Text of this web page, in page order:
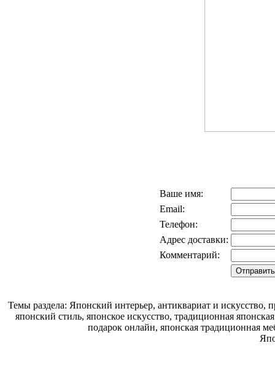
Ваше имя:
Email:
Телефон:
Адрес доставки:
Комментарий:
Темы раздела: Японский интерьер, антиквариат и
японский стиль, японское искусство, традиционная
подарок онлайн, японская традиционная